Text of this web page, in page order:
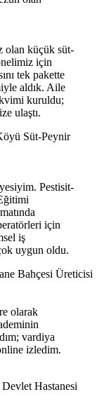
olan küçük süt-
için
tek pakette
aldık. Aile
kuruldu;
ulaştı.
Süt-Peynir
Pestisit-
için
iş
uygun oldu.
Bahçesi Üreticisi
olarak
vardiya
izledim.
Hastanesi